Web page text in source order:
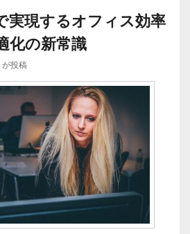
実現するオフィス効率
化の新常識
が投稿